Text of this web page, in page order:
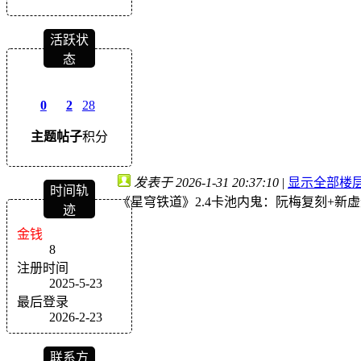
活跃状
态
0
主题
2
帖子
28
积分
时间轨
迹
金钱
8
注册时间
2025-5-23
最后登录
2026-2-23
联系方
发表于 2026-1-31 20:37:10 | 显示全部楼
《星穹铁道》2.4卡池内鬼：阮梅复刻+新虚